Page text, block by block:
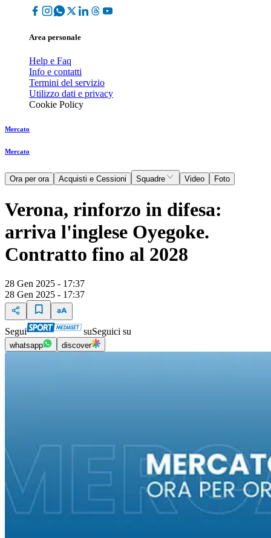
Area personale
Help e Faq
Info e contatti
Termini del servizio
Utilizzo dati e privacy
Cookie Policy
Mercato
Mercato
Ora per ora Acquisti e Cessioni Squadre Video Foto
Verona, rinforzo in difesa:
arriva l'inglese Oyegoke.
Contratto fino al 2028
28 Gen 2025 - 17:37
28 Gen 2025 - 17:37
Segui suSeguici su
whatsapp discover